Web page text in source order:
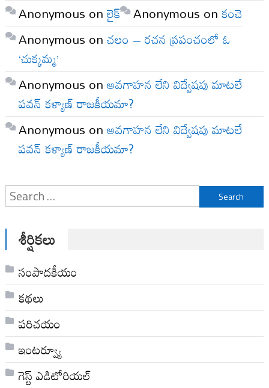
Anonymous onలైక్ Anonymous onకంచె
Anonymous onచలం – రచన ప్రపంచంలో ఓ
‘చుక్కమ్మ’
Anonymous onఅవగాహన లేని విద్వేషపు మాటలే
పవన్ కళ్యాణ్ రాజకీయమా?
Anonymous onఅవగాహన లేని విద్వేషపు మాటలే
పవన్ కళ్యాణ్ రాజకీయమా?
Search
for:
శీర్షికలు
సంపాదకీయం
కథలు
పరిచయం
ఇంటర్వ్యూ
గెస్ట్ ఎడిటోరియల్